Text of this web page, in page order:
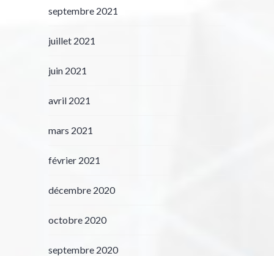
septembre 2021
juillet 2021
juin 2021
avril 2021
mars 2021
février 2021
décembre 2020
octobre 2020
septembre 2020